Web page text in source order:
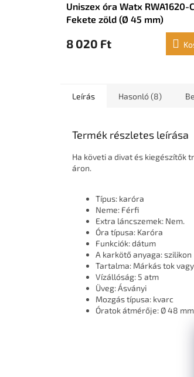
Uniszex óra Watx RWA1620-
Fekete zöld (Ø 45 mm)
8 020 Ft
Leírás Hasonló (8)
Termék részletes leírása
Ha követi a divat és kiegészítők
áron.
Típus: karóra
Neme: Férfi
Extra láncszemek: Nem.
Óra típusa: Karóra
Funkciók: dátum
A karkötő anyaga: szilikon
Tartalma: Márkás tok
Vízállóság: 5 atm
Üveg: Ásványi
Mozgás típusa: kvarc
Óratok átmérője: Ø 48 mm